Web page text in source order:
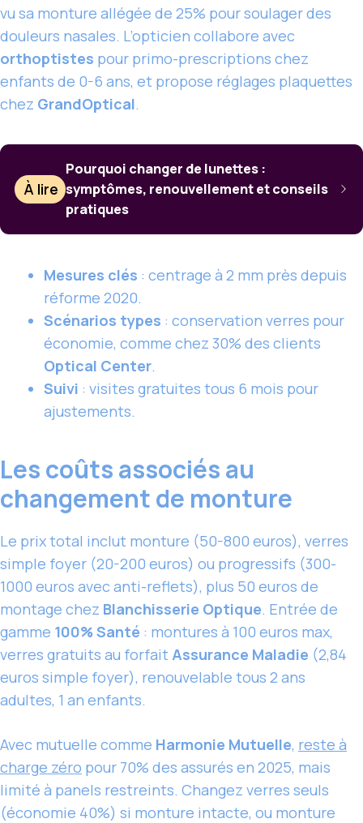
vu sa monture allégée de 25% pour soulager des
douleurs nasales. L’opticien collabore avec
orthoptistes pour primo-prescriptions chez
enfants de 0-6 ans, et propose réglages plaquettes
chez GrandOptical.
À lire
Pourquoi changer de lunettes :
symptômes, renouvellement et conseils
pratiques
Mesures clés : centrage à 2 mm près depuis
réforme 2020.
Scénarios types : conservation verres pour
économie, comme chez 30% des clients
Optical Center.
Suivi : visites gratuites tous 6 mois pour
ajustements.
Les coûts associés au
changement de monture
Le prix total inclut monture (50-800 euros), verres
simple foyer (20-200 euros) ou progressifs (300-
1000 euros avec anti-reflets), plus 50 euros de
montage chez Blanchisserie Optique. Entrée de
gamme 100% Santé : montures à 100 euros max,
verres gratuits au forfait Assurance Maladie (2,84
euros simple foyer), renouvelable tous 2 ans
adultes, 1 an enfants.
Avec mutuelle comme Harmonie Mutuelle, reste à
charge zéro pour 70% des assurés en 2025, mais
limité à panels restreints. Changez verres seuls
(économie 40%) si monture intacte, ou monture